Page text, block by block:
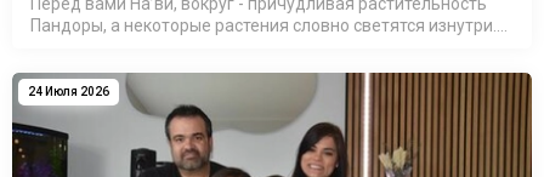
Пандоры, а некоторые растения словно светятся изнутри.
резул…
24 Июля 2026